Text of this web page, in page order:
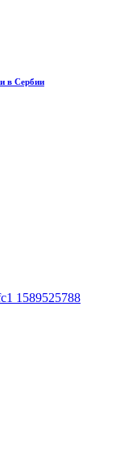
в Сербии